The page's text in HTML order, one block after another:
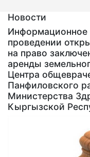
Новости
проведении
на право
аренды
Центра
Панфиловского
Министерства
Кыргызской